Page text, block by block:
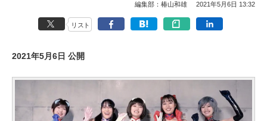
編集部：椿山和雄 2021年5月6日 13:32
リスト
2021年5月6日 公開